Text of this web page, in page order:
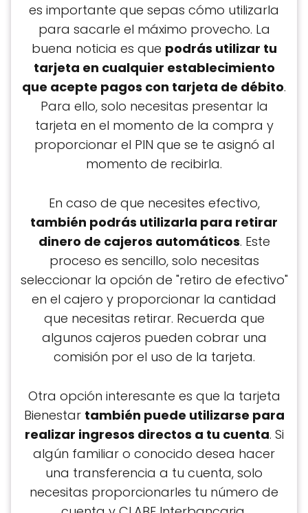
es importante que sepas cómo utilizarla
para sacarle el máximo provecho. La
buena noticia es que podrás utilizar tu
tarjeta en cualquier establecimiento
que acepte pagos con tarjeta de débito.
Para ello, solo necesitas presentar la
tarjeta en el momento de la compra y
proporcionar el PIN que se te asignó al
momento de recibirla.
En caso de que necesites efectivo,
también podrás utilizarla para retirar
dinero de cajeros automáticos. Este
proceso es sencillo, solo necesitas
seleccionar la opción de "retiro de efectivo"
en el cajero y proporcionar la cantidad
que necesitas retirar. Recuerda que
algunos cajeros pueden cobrar una
comisión por el uso de la tarjeta.
Otra opción interesante es que la tarjeta
Bienestar también puede utilizarse para
realizar ingresos directos a tu cuenta. Si
algún familiar o conocido desea hacer
una transferencia a tu cuenta, solo
necesitas proporcionarles tu número de